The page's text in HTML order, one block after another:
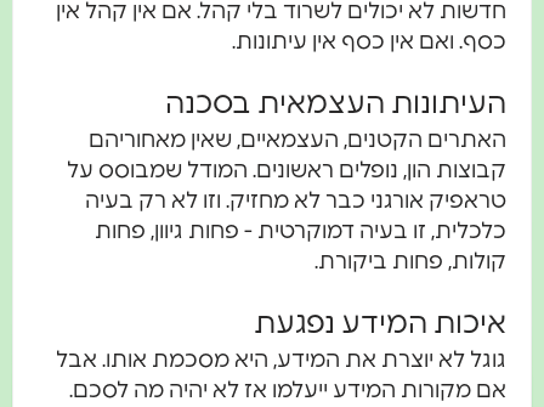
חדשות לא יכולים לשרוד בלי קהל. אם אין קהל אין
כסף. ואם אין כסף אין עיתונות.
העיתונות העצמאית בסכנה
האתרים הקטנים, העצמאיים, שאין מאחוריהם
קבוצות הון, נופלים ראשונים. המודל שמבוסס על
טראפיק אורגני כבר לא מחזיק. וזו לא רק בעיה
כלכלית, זו בעיה דמוקרטית - פחות גיוון, פחות
קולות, פחות ביקורת.
איכות המידע נפגעת
גוגל לא יוצרת את המידע, היא מסכמת אותו. אבל
אם מקורות המידע ייעלמו אז לא יהיה מה לסכם.